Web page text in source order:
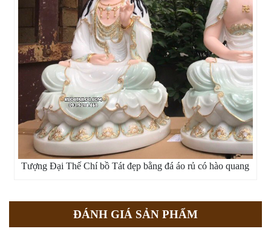
Tượng Đại Thế Chí bồ Tát đẹp bằng đá áo rủ có hào quang
ĐÁNH GIÁ SẢN PHẨM